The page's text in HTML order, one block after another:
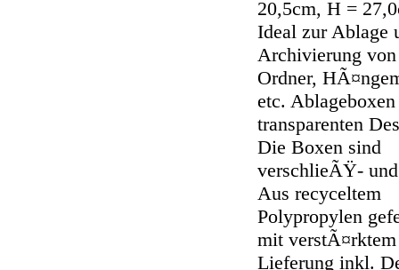
20,5cm, H =
Ideal zur Ablage
Archivierung von
Ordner,
etc.
transparenten
Die Boxen sind
verschlieÃŸ-
Aus recyceltem
Polypropylen
mit
Lieferung inkl.